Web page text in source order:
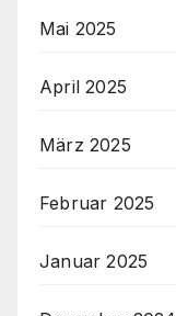
Mai 2025
April 2025
März 2025
Februar 2025
Januar 2025